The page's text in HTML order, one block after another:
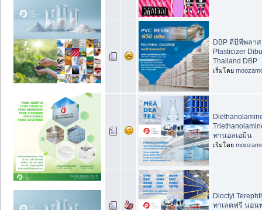
DBP ดีบีพีพลาส
Plasticizer
Thailand DBP
เริ่มโดย
ทานอลเอมีน
เริ่มโดย
Dioctyl
ทาเลตฟรี นอน